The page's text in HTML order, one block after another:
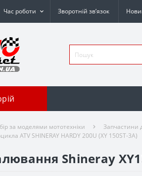
Час роботи Зворотній зв’язок
за моделями мототехніки Запчастини
ATV SHINERAY HARDY 200U (XY 150ST-3A)
Shineray